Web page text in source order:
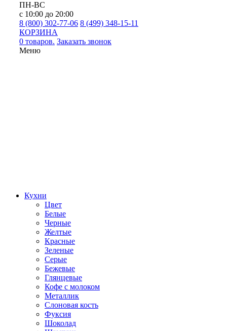
ПН-ВС
с 10:00 до 20:00
8 (800) 302-77-06 8 (499) 348-15-11
КОРЗИНА
0 товаров. Заказать звонок
Меню
Кухни
Цвет
Белые
Черные
Желтые
Красные
Зеленые
Серые
Бежевые
Глянцевые
Кофе с молоком
Металлик
Слоновая кость
Фуксия
Шоколад